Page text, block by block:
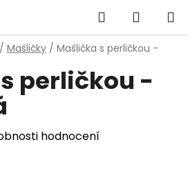
Hledat
KOŠÍK
/ Mašličky / Mašlička s perličkou -
perličkou -
hodnocení